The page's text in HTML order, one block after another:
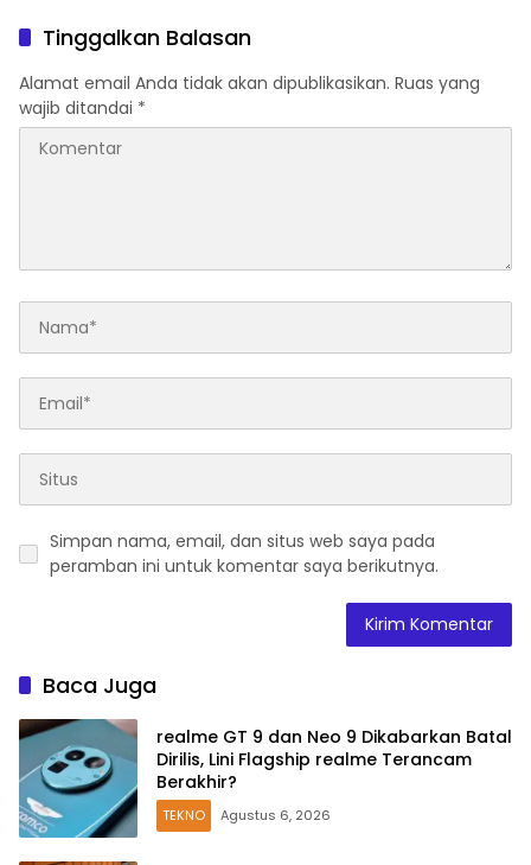
Tinggalkan Balasan
Alamat email Anda tidak akan dipublikasikan. Ruas yang
wajib ditandai *
Simpan nama, email, dan situs web saya pada
peramban ini untuk komentar saya berikutnya.
Baca Juga
realme GT 9 dan Neo 9 Dikabarkan Batal
Dirilis, Lini Flagship realme Terancam
Berakhir?
TEKNO Agustus 6, 2026